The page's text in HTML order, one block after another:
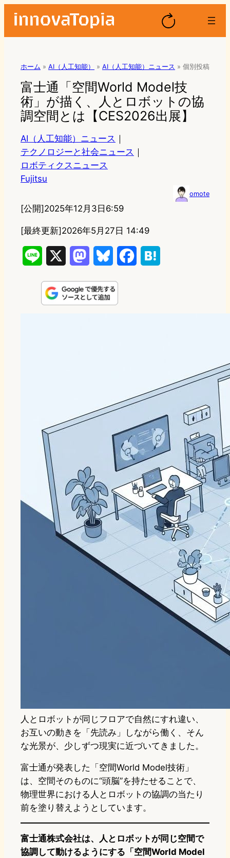
ホーム » AI（人工知能） » AI（人工知能）ニュース » 個別投稿
富士通「空間World Model技
術」が描く、人とロボットの協
調空間とは【CES2026出展】
AI（人工知能）ニュース ｜
テクノロジーと社会ニュース ｜
ロボティクスニュース
Fujitsu
omote
[公開]2025年12月3日6:59
[最終更新]2026年5月27日 14:49
n
s
u
k
人とロボットが同じフロアで自然にすれ違い、
お互いの動きを「先読み」しながら働く、そん
な光景が、少しずつ現実に近づいてきました。
​富士通が発表した「空間World Model技術」
は、空間そのものに“頭脳”を持たせることで、
物理世界における人とロボットの協調の当たり
前を塗り替えようとしています。
富士通株式会社は、人とロボットが同じ空間で
協調して動けるようにする「空間World Model